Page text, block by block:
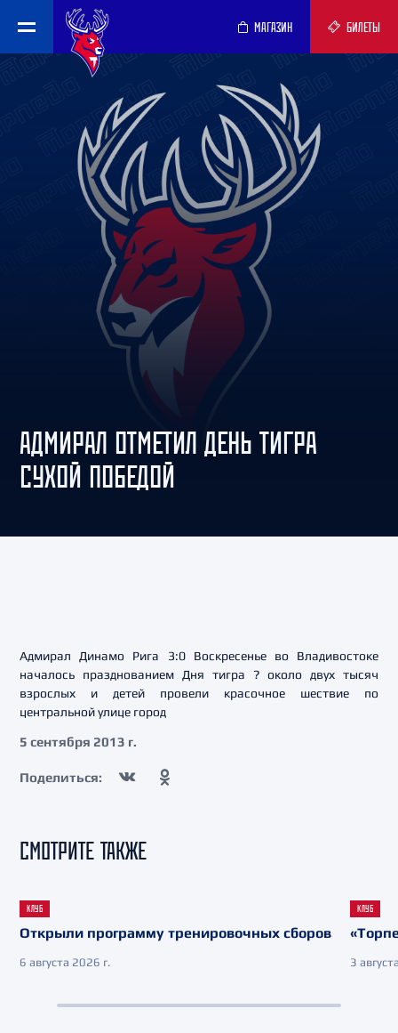
МАГАЗИН БИЛЕТЫ
АДМИРАЛ ОТМЕТИЛ ДЕНЬ ТИГРА
СУХОЙ ПОБЕДОЙ
Адмирал Динамо Рига 3:0 Воскресенье во Владивостоке
началось празднованием Дня тигра ? около двух тысяч
взрослых и детей провели красочное шествие по
центральной улице город
5 сентября 2013 г.
Поделиться:
СМОТРИТЕ ТАКЖЕ
КЛУБ
Открыли программу тренировочных сборов
6 августа 2026 г.
КЛУБ
3